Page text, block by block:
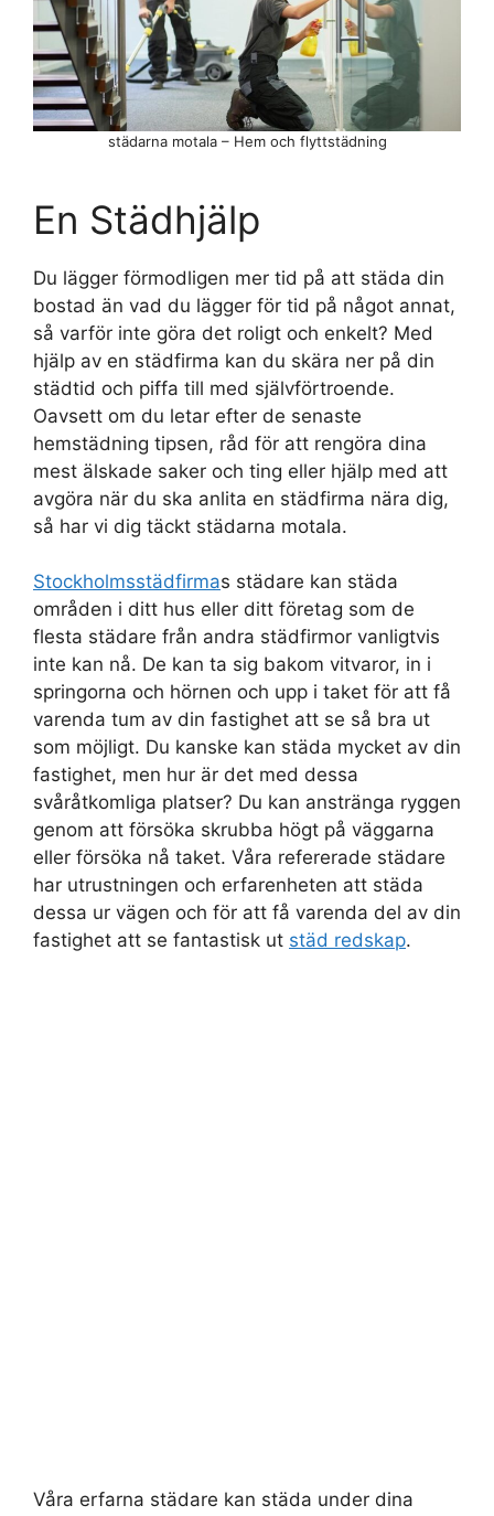
En Städhjälp
Du lägger förmodligen mer tid på att städa din
bostad än vad du lägger för tid på något annat,
så varför inte göra det roligt och enkelt? Med
hjälp av en städfirma kan du skära ner på din
städtid och piffa till med självförtroende.
Oavsett om du letar efter de senaste
hemstädning tipsen, råd för att rengöra dina
mest älskade saker och ting eller hjälp med att
avgöra när du ska anlita en städfirma nära dig,
så har vi dig täckt städarna motala.
Stockholmsstädfirmas städare kan städa
områden i ditt hus eller ditt företag som de
flesta städare från andra städfirmor vanligtvis
inte kan nå. De kan ta sig bakom vitvaror, in i
springorna och hörnen och upp i taket för att få
varenda tum av din fastighet att se så bra ut
som möjligt. Du kanske kan städa mycket av din
fastighet, men hur är det med dessa
svåråtkomliga platser? Du kan anstränga ryggen
genom att försöka skrubba högt på väggarna
eller försöka nå taket. Våra refererade städare
har utrustningen och erfarenheten att städa
dessa ur vägen och för att få varenda del av din
fastighet att se fantastisk ut städ redskap.
Våra erfarna städare kan städa under dina
städarna motala – Hem och flyttstädning